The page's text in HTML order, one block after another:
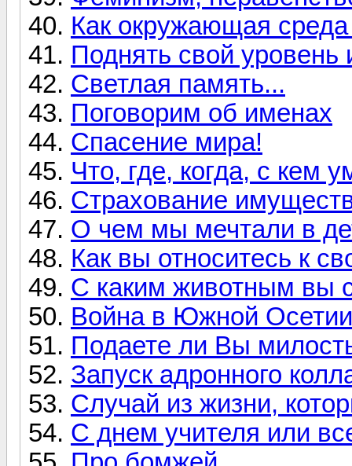
Как окружающая
Поднять свой уровень
Светлая память...
Поговорим об именах
Спасение мира!
Что, где, когда, с кем
Страхование
О чем мы мечтали в
Как вы относитесь к
С каким животным вы
Война в Южной Осетии
Подаете ли Вы
Запуск адронного
Случай из жизни,
С днем учителя или